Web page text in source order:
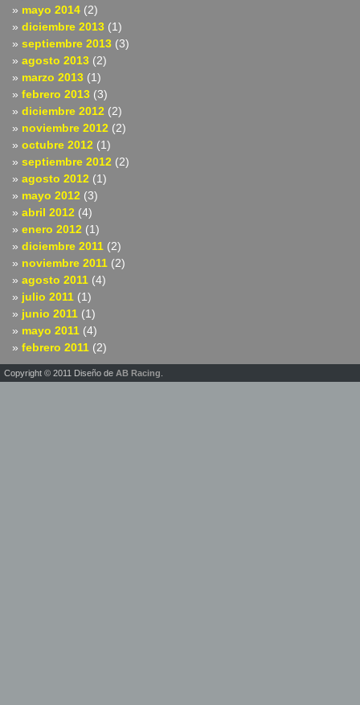
mayo 2014 (2)
diciembre 2013 (1)
septiembre 2013 (3)
agosto 2013 (2)
marzo 2013 (1)
febrero 2013 (3)
diciembre 2012 (2)
noviembre 2012 (2)
octubre 2012 (1)
septiembre 2012 (2)
agosto 2012 (1)
mayo 2012 (3)
abril 2012 (4)
enero 2012 (1)
diciembre 2011 (2)
noviembre 2011 (2)
agosto 2011 (4)
julio 2011 (1)
junio 2011 (1)
mayo 2011 (4)
febrero 2011 (2)
Copyright © 2011 Diseño de AB Racing